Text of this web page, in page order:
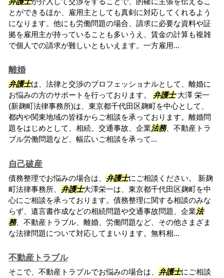
とができるほか、雇用主としても真剣に対応してくれるよう
になります。他にも労働問題の場合、請求に必要な資料や証
拠を雇用主が持っていることも多いうえ、賃金の計算も複雑
で個人での請求が難しいともいえます。一方雇用...
離婚
弁護士は、法律と交渉のプロフェッショナルとして、離婚に
お悩みの方のサポートを行っております。 弁護士大澤 栄一
(新麹町法律事務所)は、東京都千代田区麹町を中心として、
都内や関東地域の皆様からご相談を承っております。離婚問
題をはじめとして、相続、交通事故、企業法務、不動産トラ
ブル労働問題など、幅広いご相談を承って...
自己破産
債務整理でお悩みの場合は、 弁護士にご相談ください。 新麹
町法律事務所、 弁護士大澤栄一は、東京都千代田区麹町を中
心にご相談を承っております。債務整理に関する相談のみな
らず、遺言書作成などの相続問題や交通事故問題、企業法
務、不動産トラブル、離婚、労働問題など、その他さまざま
な法律問題について対応してまいります。無料相...
不動産トラブル
そこで、不動産トラブルでお悩みの場合は、 弁護士にご相談